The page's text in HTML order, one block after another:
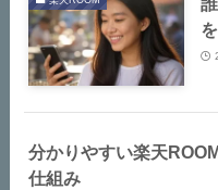
分かりやすい楽天
仕組み